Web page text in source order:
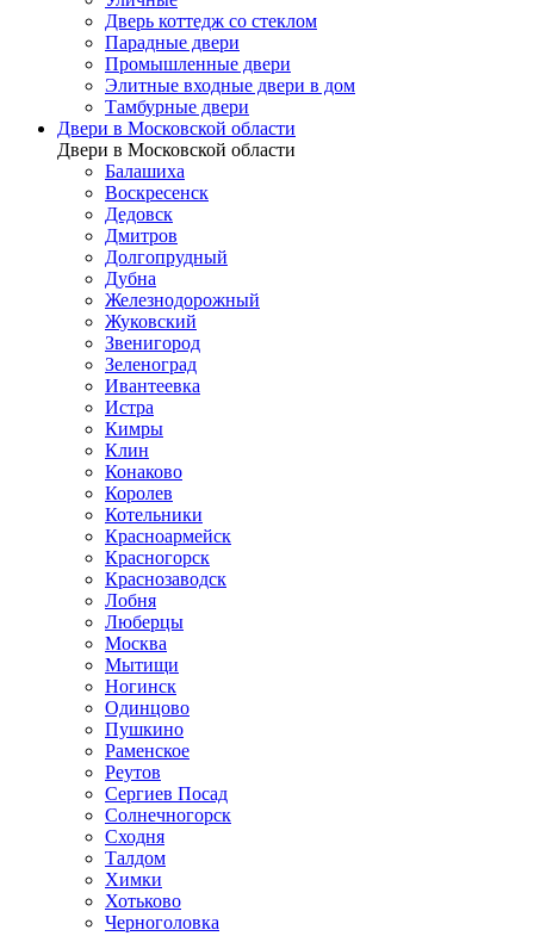
Дверь коттедж со стеклом
Парадные двери
Промышленные двери
Элитные входные двери в дом
Тамбурные двери
Двери в Московской области
Двери в Московской области
Балашиха
Воскресенск
Дедовск
Дмитров
Долгопрудный
Дубна
Железнодорожный
Жуковский
Звенигород
Зеленоград
Ивантеевка
Истра
Кимры
Клин
Конаково
Королев
Котельники
Красноармейск
Красногорск
Краснозаводск
Лобня
Люберцы
Москва
Мытищи
Ногинск
Одинцово
Пушкино
Раменское
Реутов
Сергиев Посад
Солнечногорск
Сходня
Талдом
Химки
Хотьково
Черноголовка